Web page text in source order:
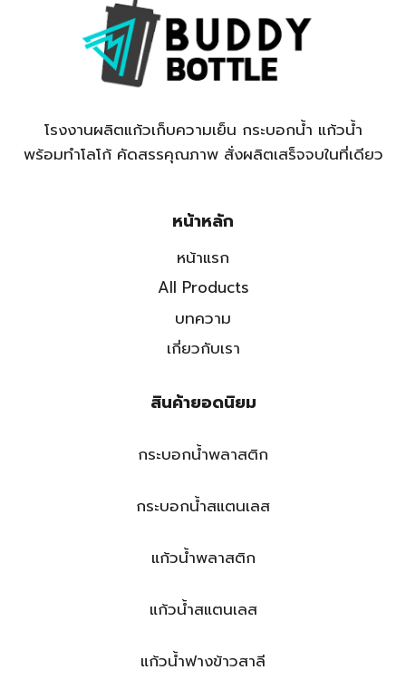
โรงงานผลิตแก้วเก็บความเย็น กระบอกน้ำ แก้วน้ำ
พร้อมทำโลโก้ คัดสรรคุณภาพ สั่งผลิตเสร็จจบในที่เดียว
หน้าหลัก
หน้าแรก
All Products
บทความ
เกี่ยวกับเรา
สินค้ายอดนิยม
กระบอกน้ำพลาสติก
กระบอกน้ำสแตนเลส
แก้วน้ำพลาสติก
แก้วน้ำสแตนเลส
แก้วน้ำฟางข้าวสาลี